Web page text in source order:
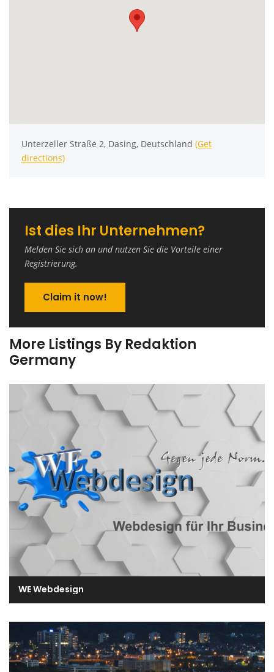
Unterzeller Straße 2, Dasing, Deutschland (Get
directions)
Ist dies Ihr Unternehmen?
Melden Sie sich an und nutzen Sie die Vorteile einer
Registrierung.
Claim it now!
More Listings By Redaktion
Germany
WE Webdesign